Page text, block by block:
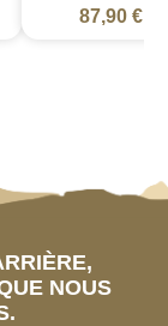
87,90 €
NOUS